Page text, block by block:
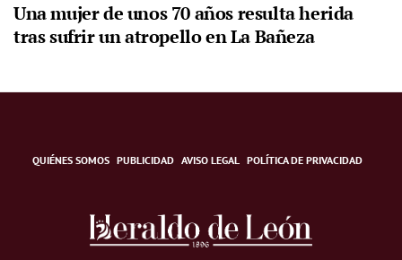
Una mujer de unos 70 años resulta herida
tras sufrir un atropello en La Bañeza
QUIÉNES SOMOS PUBLICIDAD AVISO LEGAL POLÍTICA DE PRIVACIDAD